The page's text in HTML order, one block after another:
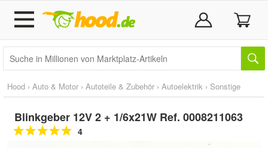
Hood › Auto & Motor › Autoteile & Zubehör › Autoelektrik › Sonstige
Blinkgeber 12V 2 + 1/6x21W Ref. 0008211063
4